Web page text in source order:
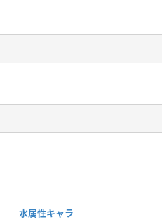
水属性キャラ